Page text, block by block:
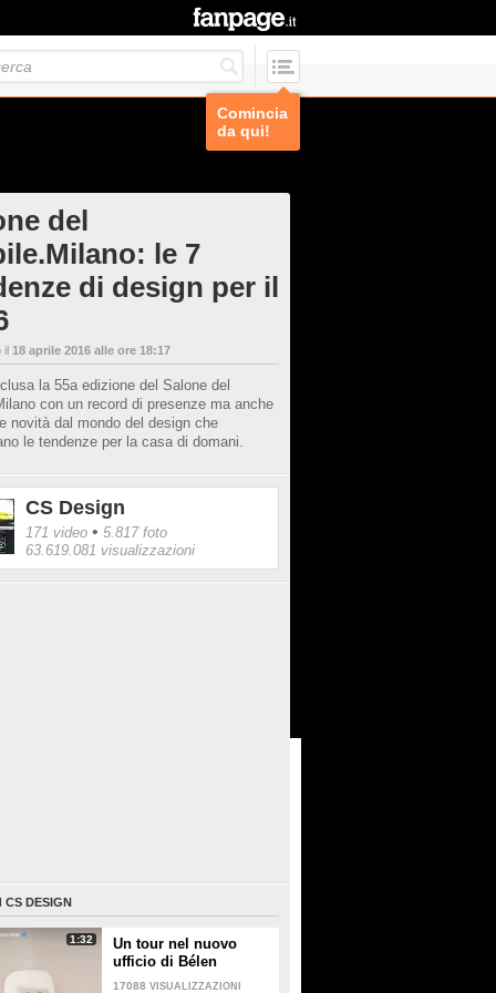
Comincia
da qui!
del
le 7
di design per il
il 18 aprile 2016 alle ore 18:17
la 55a edizione del Salone del
con un record di presenze ma anche
novità dal mondo del design che
le tendenze per la casa di domani.
CS Design
171 video • 5.817 foto
63.619.081 visualizzazioni
CS DESIGN
1:32
Un tour nel nuovo
ufficio di Bélen
Rodriguez
17088 VISUALIZZAZIONI